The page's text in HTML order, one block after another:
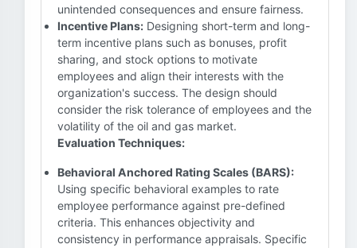
unintended consequences and ensure fairness.
Incentive Plans: Designing short-term and long-
term incentive plans such as bonuses, profit
sharing, and stock options to motivate
employees and align their interests with the
organization's success. The design should
consider the risk tolerance of employees and the
volatility of the oil and gas market.
Evaluation Techniques:
Behavioral Anchored Rating Scales (BARS):
Using specific behavioral examples to rate
employee performance against pre-defined
criteria. This enhances objectivity and
consistency in performance appraisals. Specific